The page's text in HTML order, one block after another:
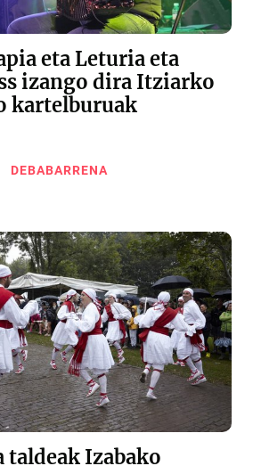
eta Leturia eta
izango dira Itziarko
kartelburuak
DEBABARRENA
taldeak Izabako